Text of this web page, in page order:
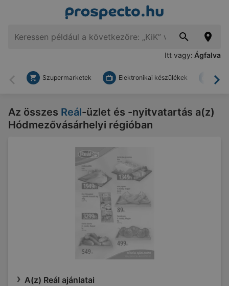
Itt vagy: Ágfalva
Vissza
Szupermarketek Elektronikai készülékek
Az összes Reál-üzlet és -nyitvatartás a(z)
Hódmezővásárhelyi régióban
A(z) Reál ajánlatai